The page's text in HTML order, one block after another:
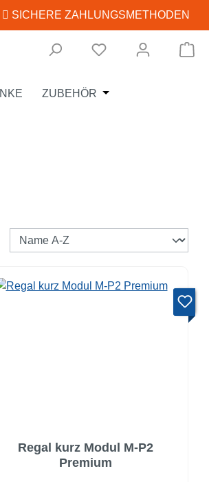
SICHERE ZAHLUNGSMETHODEN
ZUBEHÖR Öffne oder Schließe
Regal kurz Modul M-P2
Premium